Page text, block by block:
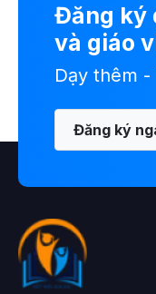
Đăng ký
và giáo
Dạy thêm
Đăng ký